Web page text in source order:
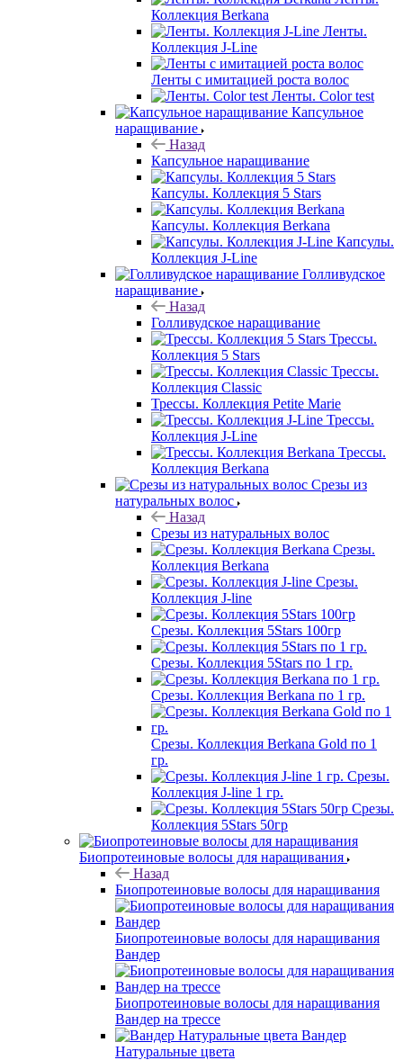
Коллекция Berkana
Ленты.
Коллекция J-Line
Ленты с имитацией роста волос
Ленты. Color test
Капсульное
наращивание
Назад
Капсульное наращивание
Капсулы. Коллекция 5 Stars
Капсулы. Коллекция Berkana
Капсулы.
Коллекция J-Line
Голливудское
наращивание
Назад
Голливудское наращивание
Трессы.
Коллекция 5 Stars
Трессы.
Коллекция Classic
Трессы. Коллекция Petite Marie
Трессы.
Коллекция J-Line
Трессы.
Коллекция Berkana
Срезы из
натуральных волос
Назад
Срезы из натуральных волос
Срезы.
Коллекция Berkana
Срезы.
Коллекция J-line
Срезы. Коллекция 5Stars 100гр
Срезы. Коллекция 5Stars по 1 гр.
Срезы. Коллекция Berkana по 1 гр.
Срезы. Коллекция Berkana Gold по 1
гр.
Срезы.
Коллекция J-line 1 гр.
Срезы.
Коллекция 5Stars 50гр
Биопротеиновые волосы для наращивания
Назад
Биопротеиновые волосы для наращивания
Биопротеиновые волосы для наращивания
Вандер
Биопротеиновые волосы для наращивания
Вандер на трессе
Вандер
Натуральные цвета